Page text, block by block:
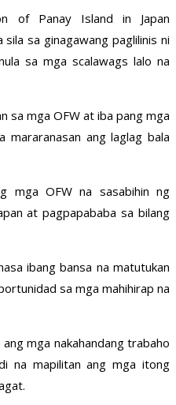
of Panay Island in Japan
sa ginagawang paglilinis ni
sa mga scalawags lalo na
sa mga OFW at iba pang mga
mararanasan ang laglag bala
mga OFW na sasabihin ng
at pagpapababa sa bilang
ibang bansa na matutukan
sa mga mahihirap na
mga nakahandang trabaho
na mapilitan ang mga itong